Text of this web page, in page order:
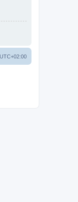
UTC+02:00